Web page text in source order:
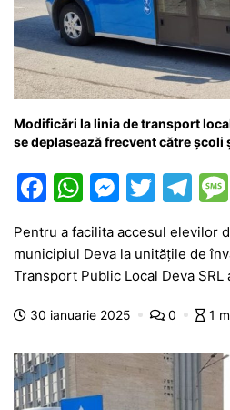
Modificări la linia de transport
se deplasează frecvent către școli
F
c
e
b
o
o
k
W
at
s
A
p
p
M
s
s
e
g
er
T
itt
er
T
e
gr
a
m
e
Pentru a facilita accesul elevilor
municipiul Deva la unitățile de
Transport Public Local Deva
30 ianuarie 2025 0 1